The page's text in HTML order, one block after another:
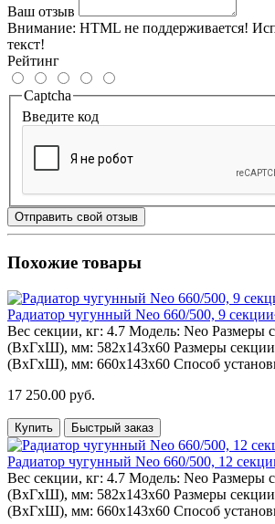
Ваш отзыв
Внимание: HTML не поддерживается!
текст!
Рейтинг
Captcha
Введите код
Отправить свой отзыв
Похожие товары
Радиатор чугунный Neo 660/500, 9
Вес секции, кг: 4.7 Модель: Neo Размеры
(ВхГхШ), мм: 582х143х60 Размеры
(ВхГхШ), мм: 660х143х60 Способ
17 250.00 руб.
Купить Быстрый заказ
Радиатор чугунный Neo 660/500, 12
Вес секции, кг: 4.7 Модель: Neo Размеры
(ВхГхШ), мм: 582х143х60 Размеры
(ВхГхШ), мм: 660х143х60 Способ